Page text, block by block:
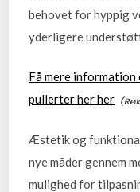
behovet for hyppig
yderligere
Få mere
pullerter her her
Æstetik og
nye måder gennem
mulighed for